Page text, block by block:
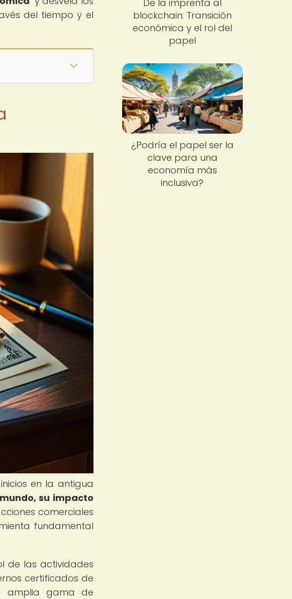
del tiempo y el
en la antigua
su impacto
comerciales
fundamental
de las actividades
certificados de
amplia gama de
De la imprenta al
blockchain: Transición
económica y el rol del
papel
¿Podría el papel ser la
clave para una
economía más
inclusiva?